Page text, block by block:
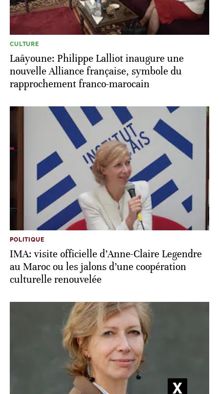
CULTURE
Laâyoune: Philippe Lalliot inaugure une
nouvelle Alliance française, symbole du
rapprochement franco-marocain
POLITIQUE
IMA: visite officielle d’Anne-Claire Legendre
au Maroc ou les jalons d’une coopération
culturelle renouvelée